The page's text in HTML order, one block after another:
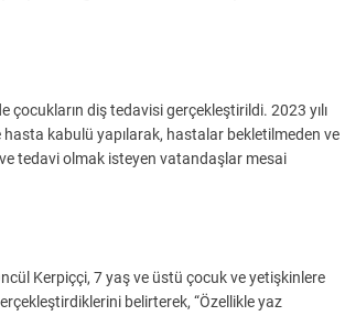
çocukların diş tedavisi gerçekleştirildi. 2023 yılı
kabulü yapılarak, hastalar bekletilmeden ve
ve tedavi olmak isteyen vatandaşlar mesai
Kerpiççi, 7 yaş ve üstü çocuk ve yetişkinlere
belirterek, “Özellikle yaz